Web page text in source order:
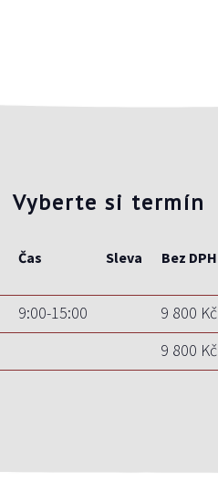
Vyberte si termín
Čas Sleva Bez DPH
9:00-15:00 9 800 Kč
9 800 Kč